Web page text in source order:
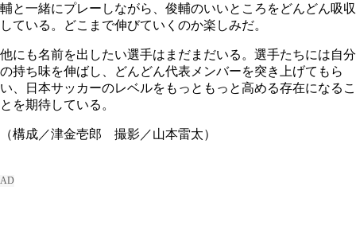
輔と一緒にプレーしながら、俊輔のいいところをどんどん吸収
している。どこまで伸びていくのか楽しみだ。
他にも名前を出したい選手はまだまだいる。選手たちには自分
の持ち味を伸ばし、どんどん代表メンバーを突き上げてもら
い、日本サッカーのレベルをもっともっと高める存在になるこ
とを期待している。
（構成／津金壱郎 撮影／山本雷太）